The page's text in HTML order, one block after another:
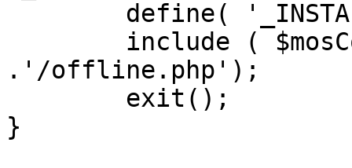
.'/offline.php');
}